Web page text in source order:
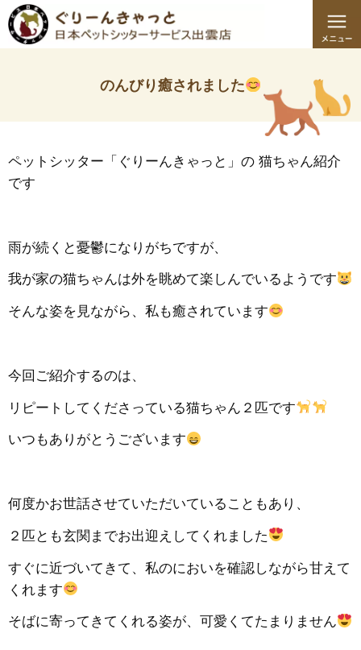
のんびり癒されました
ペットシッター「ぐりーんきゃっと」の 猫ちゃん紹介
です
雨が続くと憂鬱になりがちですが、
我が家の猫ちゃんは外を眺めて楽しんでいるようです
そんな姿を見ながら、私も癒されています
今回ご紹介するのは、
リピートしてくださっている猫ちゃん２匹です
いつもありがとうございます
何度かお世話させていただいていることもあり、
２匹とも玄関までお出迎えしてくれました
すぐに近づいてきて、私のにおいを確認しながら甘えて
くれます
そばに寄ってきてくれる姿が、可愛くてたまりません